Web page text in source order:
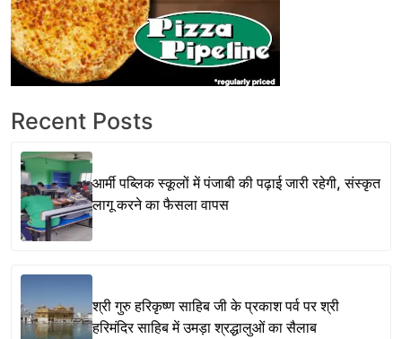
Recent Posts
आर्मी पब्लिक स्कूलों में पंजाबी की पढ़ाई जारी रहेगी, संस्कृत
लागू करने का फैसला वापस
श्री गुरु हरिकृष्ण साहिब जी के प्रकाश पर्व पर श्री
हरिमंदिर साहिब में उमड़ा श्रद्धालुओं का सैलाब